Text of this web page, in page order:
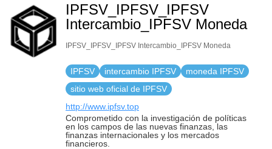
IPFSV_IPFSV_IPFSV
Intercambio_IPFSV Moneda
IPFSV_IPFSV_IPFSV Intercambio_IPFSV Moneda
IPFSV intercambio IPFSV
moneda IPFSV
sitio web oficial de IPFSV
http://www.ipfsv.top
Comprometido con la investigación de políticas
en los campos de las nuevas finanzas, las
finanzas internacionales y los mercados
financieros.